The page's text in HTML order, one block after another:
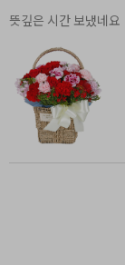
뜻깊은 시간 보냈네요